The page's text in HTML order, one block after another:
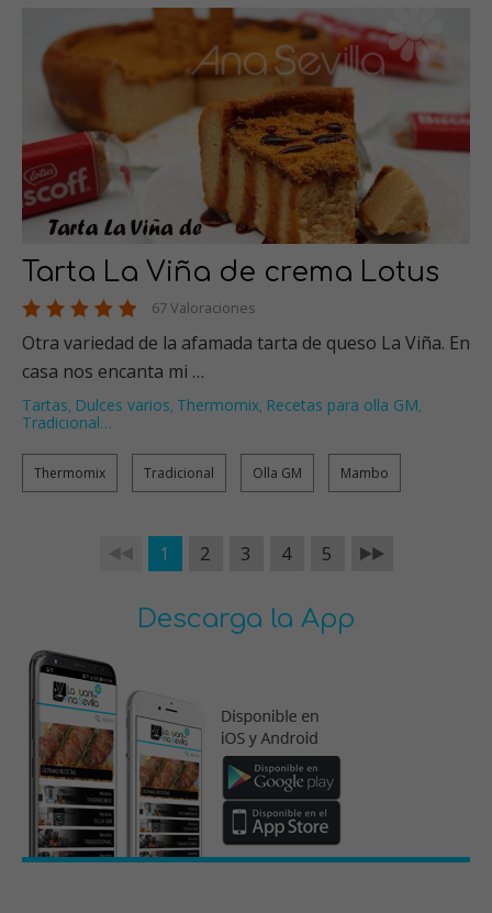
Tarta La Viña de crema Lotus
67 Valoraciones
Otra variedad de la afamada tarta de queso La Viña. En
casa nos encanta mi …
Tartas, Dulces varios, Thermomix, Recetas para olla GM,
Tradicional…
Thermomix Tradicional Olla GM Mambo
1 2 3 4 5
Descarga la App